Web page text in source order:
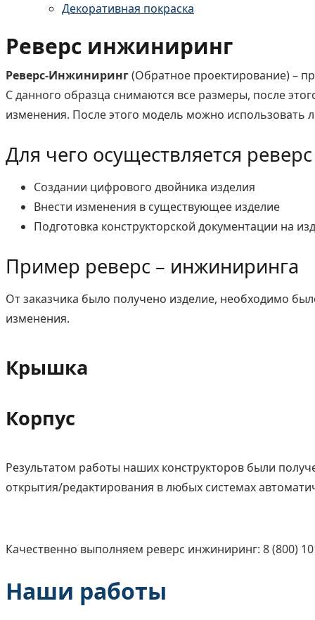
Декоративная покраска
Реверс инжиниринг
Реверс-Инжиниринг(Обратное проектирование) –
С данного образца снимаются все размеры, после
изменения. После этого модель можно использовать
Для чего осуществляется
Создании цифрового двойника изделия
Внести изменения в существующее изделие
Подготовка конструкторской документации на
Пример реверс – инжиниринга
От заказчика было получено изделие, необходимо
изменения.
Крышка
Корпус
Результатом работы наших конструкторов были
открытия/редактирования в любых системах
Качественно выполняем реверс инжиниринг: 8 (800)
Наши работы